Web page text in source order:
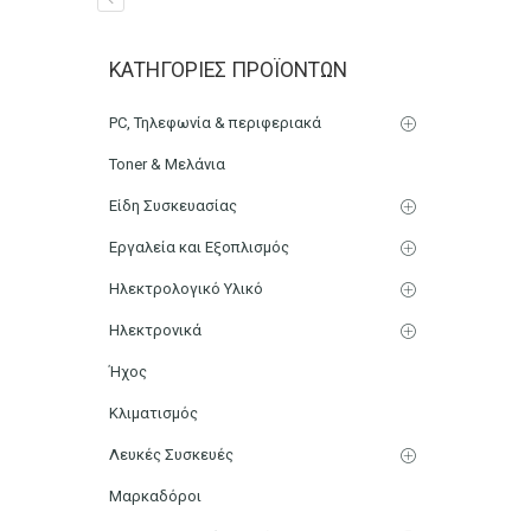
Φιάλη PET 5L (5000ml)
ΚΑΤΗΓΟΡΊΕΣ ΠΡΟΪΌΝΤΩΝ
PC, Τηλεφωνία & περιφεριακά
Toner & Μελάνια
Είδη Συσκευασίας
Εργαλεία και Εξοπλισμός
Ηλεκτρολογικό Υλικό
Ηλεκτρονικά
Ήχος
Κλιματισμός
Λευκές Συσκευές
Μαρκαδόροι